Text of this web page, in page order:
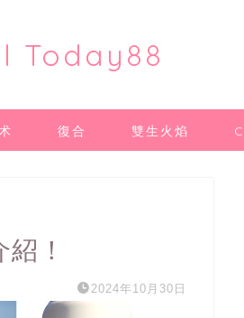
Today88
復合 雙生火焰
！
2024年10月30日